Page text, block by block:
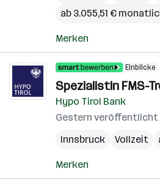
ab 3.055,51 €
Merken
Einblicke
SpezialistIn FMS-
Hypo Tirol Bank
Gestern veröffentlicht
Innsbruck
Vollzeit
Merken